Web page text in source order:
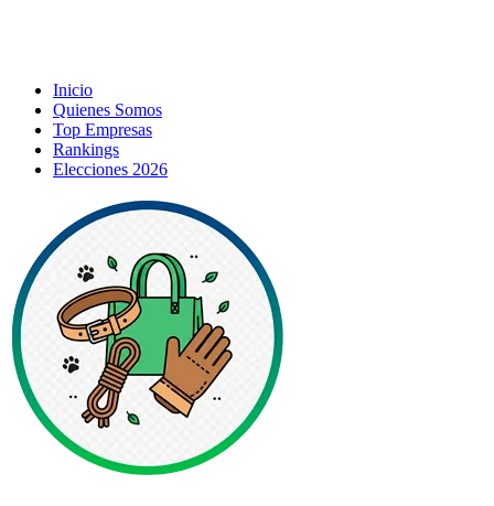
Inicio
Quienes Somos
Top Empresas
Rankings
Elecciones 2026